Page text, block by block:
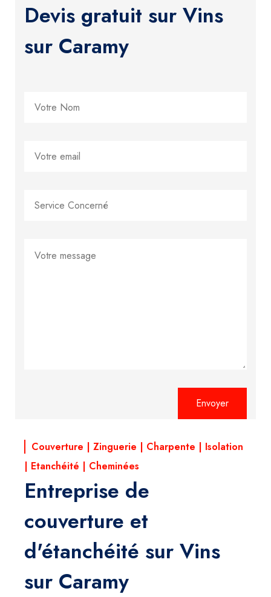
Devis gratuit sur Vins
sur Caramy
Couverture | Zinguerie | Charpente | Isolation
| Etanchéité | Cheminées
Entreprise de
couverture et
d'étanchéité sur Vins
sur Caramy